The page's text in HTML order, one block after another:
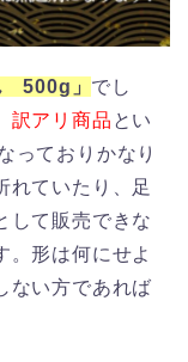
500g」 でし
訳アリ商品 とい
っておりかなり
れていたり、足
して販売できな
。形は何にせよ
ない方であれば